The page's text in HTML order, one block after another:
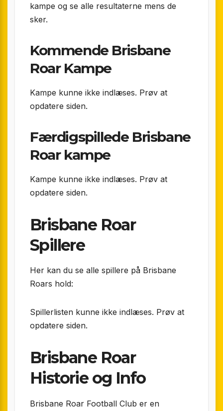
kampe og se alle resultaterne mens de
sker.
Kommende Brisbane
Roar Kampe
Kampe kunne ikke indlæses. Prøv at
opdatere siden.
Færdigspillede Brisbane
Roar kampe
Kampe kunne ikke indlæses. Prøv at
opdatere siden.
Brisbane Roar
Spillere
Her kan du se alle spillere på Brisbane
Roars hold:
Spillerlisten kunne ikke indlæses. Prøv at
opdatere siden.
Brisbane Roar
Historie og Info
Brisbane Roar Football Club er en